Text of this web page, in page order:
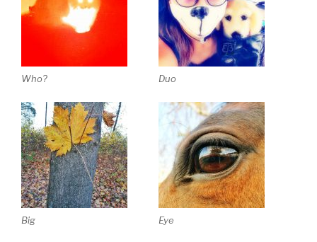
Who? Duo
Big Eye